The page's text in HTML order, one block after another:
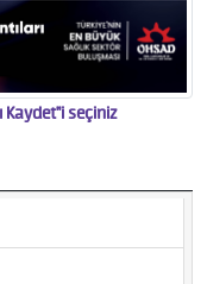
Kaydet"i seçiniz